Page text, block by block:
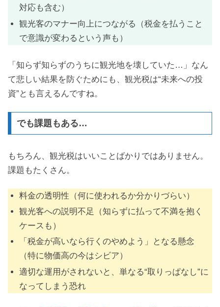
対応も含む）
観光客のマナー向上につながる（税金を払うこと
で意識が変わるという声も）
「知らず知らずのうちに観光地を壊していた…」なん
て悲しい結果を防ぐためにも、観光税は“未来への投
資”とも言えるんですね。
でも課題もある…
もちろん、観光税はいいことばかりではありません。
課題もたくさん。
料金の透明性（何に使われるか分かりづらい）
観光客への説明不足（知らずに払って不満を抱く
ケースも）
「税金が高いなら行くのやめよう」となる懸念
（特に物価高の今はシビア）
適切な運用がされないと、単なる“取りっぱなし”に
なってしまう恐れ